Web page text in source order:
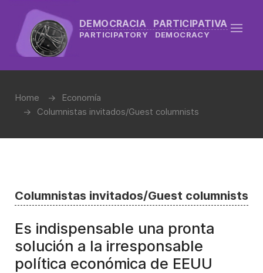
DEMOCRACIA PARTICIPATIVA
PARTICIPATORY DEMOCRACY
Home
Economía
Columnistas invitados/Guest columnists
Columnistas invitados/Guest columnists
Es indispensable una pronta
solución a la irresponsable
política económica de EEUU